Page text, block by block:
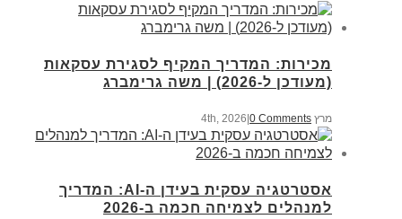
מכירות: המדריך המקיף לסגירת עסקאות
(מעודכן ל-2026) | משה גרימברג
מרץ 4th, 2026 0 Comments
אסטרטגיה עסקית בעידן ה-AI: המדריך
למנהלים לצמיחה חכמה ב-2026